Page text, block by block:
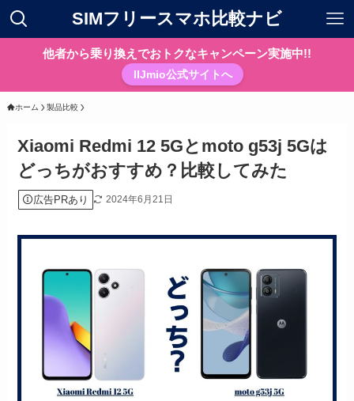
SIMフリースマホ比較ナビ
他者から乗り換えでおトクなキャンペーン実施中!!
IIJmio公式サイトへ
ホーム 製品比較
Xiaomi Redmi 12 5Gとmoto g53j 5Gは
どっちがおすすめ？比較してみた
広告PRあり 2024年6月21日